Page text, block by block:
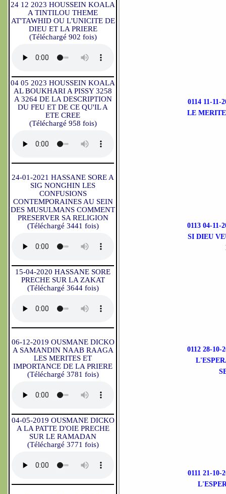
24 12 2023 HOUSSEIN KOALA
A TINTILOU THEME
AT'TAWHID OU L'UNICITE DE
DIEU ET LA PRIERE
(Téléchargé 902 fois)
04 05 2023 HOUSSEIN KOALA
AL BOUKHARI A PISSY 3258
A 3264 DE LA DESCRIPTION
DU FEU ET DE CE QU'IL A
ETE CREE
(Téléchargé 958 fois)
24-01-2021 HASSANE SORE A
SIG NONGHIN LES
CONFUSIONS
CONTEMPORAINES AU SEIN
DES MUSULMANS COMMENT
PRESERVER SA RELIGION
(Téléchargé 3441 fois)
15-04-2020 HASSANE SORE
PRECHE SUR LA ZAKAT
(Téléchargé 3644 fois)
06-12-2019 OUSMANE DICKO
A SAMANDIN NAAB RAAGA
LES MERITES ET
IMPORTANCE DE LA PRIERE
(Téléchargé 3781 fois)
04-05-2019 OUSMANE DICKO
A LA PATTE D'OIE PRECHE
SUR LE RAMADAN
(Téléchargé 3771 fois)
0114 11-
LE
0113 04-
SI DIEU
0112 28-
0111 21-